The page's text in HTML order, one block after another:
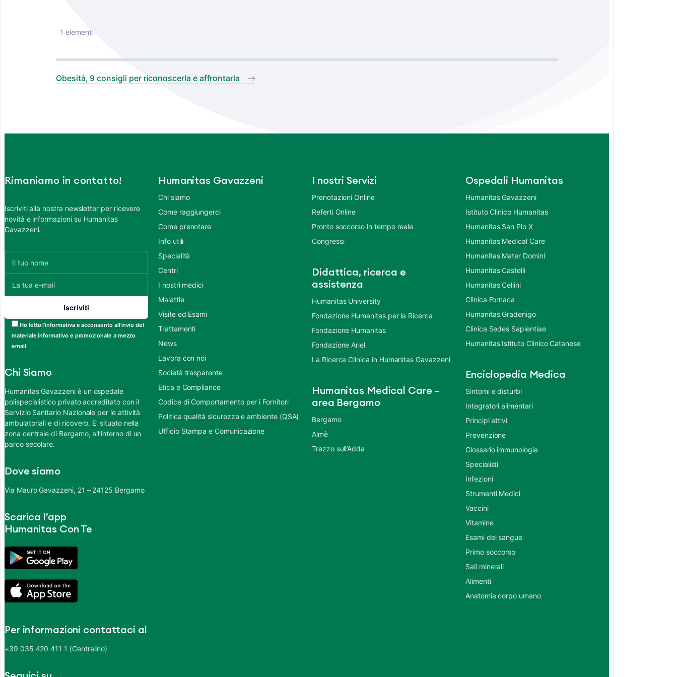
1 elementi
Obesità, 9 consigli per riconoscerla e affrontarla
Rimaniamo in contatto!
Iscriviti alla nostra newsletter per ricevere
novità e informazioni su Humanitas
Gavazzeni.
Ho letto l’informativa e acconsento all’invio del
materiale informativo e promozionale a mezzo
email
Chi Siamo
Humanitas Gavazzeni è un ospedale
polispecialistico privato accreditato con il
Servizio Sanitario Nazionale per le attività
ambulatoriali e di ricovero. E’ situato nella
zona centrale di Bergamo, all’interno di un
parco secolare.
Dove siamo
Via Mauro Gavazzeni, 21 – 24125 Bergamo
Scarica l’app
Humanitas Con Te
Per informazioni contattaci al
+39 035 420 411 1 (Centralino)
Humanitas Gavazzeni
Chi siamo
Come raggiungerci
Come prenotare
Info utili
Specialità
Centri
I nostri medici
Malattie
Visite ed Esami
Trattamenti
News
Lavora con noi
Società trasparente
Etica e Compliance
Codice di Comportamento per i Fornitori
Politica qualità sicurezza e ambiente (QSA)
Ufficio Stampa e Comunicazione
I nostri Servizi
Prenotazioni Online
Referti Online
Pronto soccorso in tempo reale
Congressi
Didattica, ricerca e
assistenza
Humanitas University
Fondazione Humanitas per la Ricerca
Fondazione Humanitas
Fondazione Ariel
La Ricerca Clinica in Humanitas Gavazzeni
Humanitas Medical Care –
area Bergamo
Bergamo
Almè
Trezzo sull’Adda
Ospedali Humanitas
Humanitas Gavazzeni
Istituto Clinico Humanitas
Humanitas San Pio X
Humanitas Medical Care
Humanitas Mater Domini
Humanitas Castelli
Humanitas Cellini
Clinica Fornaca
Humanitas Gradenigo
Clinica Sedes Sapientiae
Humanitas Istituto Clinico Catanese
Enciclopedia Medica
Sintomi e disturbi
Integratori alimentari
Principi attivi
Prevenzione
Glossario immunologia
Specialisti
Infezioni
Strumenti Medici
Vaccini
Vitamine
Esami del sangue
Primo soccorso
Sali minerali
Alimenti
Anatomia corpo umano